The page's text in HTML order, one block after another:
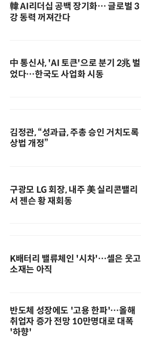
韓 AI리더십 공백 장기화… 글로벌 3
강 동력 꺼져간다
中 통신사, 'AI 토큰'으로 분기 2兆 벌
었다…한국도 사업화 시동
김정관, “성과급, 주총 승인 거치도록
상법 개정”
구광모 LG 회장, 내주 美 실리콘밸리
서 젠슨 황 재회동
K배터리 밸류체인 '시차'…셀은 웃고
소재는 아직
반도체 성장에도 '고용 한파'…올해
취업자 증가 전망 10만명대로 대폭
'하향'